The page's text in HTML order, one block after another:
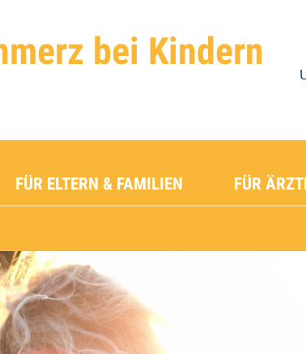
bei Kindern
FÜR ELTERN & FAMILIEN FÜR